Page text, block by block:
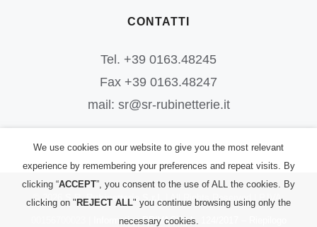
CONTATTI
Tel. +39 0163.48245
Fax +39 0163.48247
mail: sr@sr-rubinetterie.it
© 2026 S.R. Rubinetterie S.r.l. | All Rights Reserved | P.IVA:
Informativa PRIVACY|L. 124/2017 – Riepilogo
We use cookies on our website to give you the most relevant
experience by remembering your preferences and repeat visits. By
clicking “ACCEPT”, you consent to the use of ALL the cookies. By
clicking on " REJECT ALL" you continue browsing using only the
necessary cookies.